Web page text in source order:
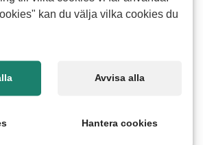
kan du välja vilka cookies du
Avvisa alla
Hantera cookies